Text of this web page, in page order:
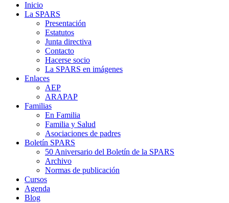
Inicio
La SPARS
Presentación
Estatutos
Junta directiva
Contacto
Hacerse socio
La SPARS en imágenes
Enlaces
AEP
ARAPAP
Familias
En Familia
Familia y Salud
Asociaciones de padres
Boletín SPARS
50 Aniversario del Boletín de la SPARS
Archivo
Normas de publicación
Cursos
Agenda
Blog